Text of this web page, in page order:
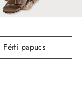
Férfi papucs